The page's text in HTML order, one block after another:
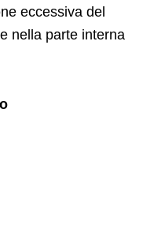
eccessiva del
nella parte interna